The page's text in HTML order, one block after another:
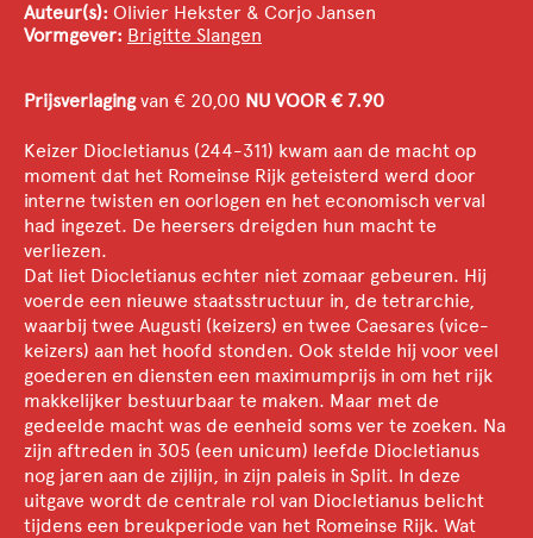
Auteur(s): Olivier Hekster & Corjo Jansen
Vormgever: Brigitte Slangen
Prijsverlagingvan € 20,00 NU VOOR € 7.90
Keizer Diocletianus (244-311) kwam aan de macht op
moment dat het Romeinse Rijk geteisterd werd door
interne twisten en oorlogen en het economisch verval
had ingezet. De heersers dreigden hun macht te
verliezen.
Dat liet Diocletianus echter niet zomaar gebeuren. Hij
voerde een nieuwe staatsstructuur in, de tetrarchie,
waarbij twee Augusti (keizers) en twee Caesares (vice-
keizers) aan het hoofd stonden. Ook stelde hij voor veel
goederen en diensten een maximumprijs in om het rijk
makkelijker bestuurbaar te maken. Maar met de
gedeelde macht was de eenheid soms ver te zoeken. Na
zijn aftreden in 305 (een unicum) leefde Diocletianus
nog jaren aan de zijlijn, in zijn paleis in Split. In deze
uitgave wordt de centrale rol van Diocletianus belicht
tijdens een breukperiode van het Romeinse Rijk. Wat